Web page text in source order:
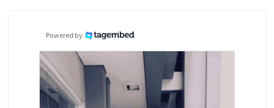
Powered by